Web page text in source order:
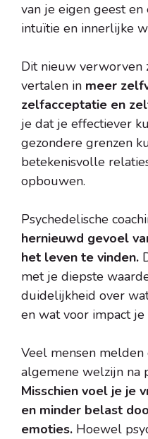
van je eigen geest
intuïtie en innerlijke
Dit nieuw verworven
vertalen in meer
zelfacceptatie en
je dat je effectiever
gezondere grenzen
betekenisvolle
opbouwen.
Psychedelische
hernieuwd gevoel
het leven te vinden.
met je diepste
duidelijkheid over
en wat voor impact
Veel mensen
algemene welzijn na
Misschien voel je je
en minder belast
emoties. Hoewel